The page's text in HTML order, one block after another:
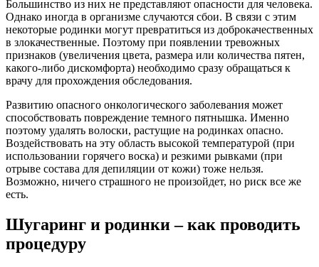
Большинство из них не представляют опасности для человека.
Однако иногда в организме случаются сбои. В связи с этим
некоторые родинки могут превратиться из доброкачественных
в злокачественные. Поэтому при появлении тревожных
признаков (увеличения цвета, размера или количества пятен,
какого-либо дискомфорта) необходимо сразу обращаться к
врачу для прохождения обследования.
Развитию опасного онкологического заболевания может
способствовать повреждение темного пятнышка. Именно
поэтому удалять волоски, растущие на родинках опасно.
Воздействовать на эту область высокой температурой (при
использовании горячего воска) и резкими рывками (при
отрыве состава для депиляции от кожи) тоже нельзя.
Возможно, ничего страшного не произойдет, но риск все же
есть.
Шугаринг и родинки – как проводить
процедуру